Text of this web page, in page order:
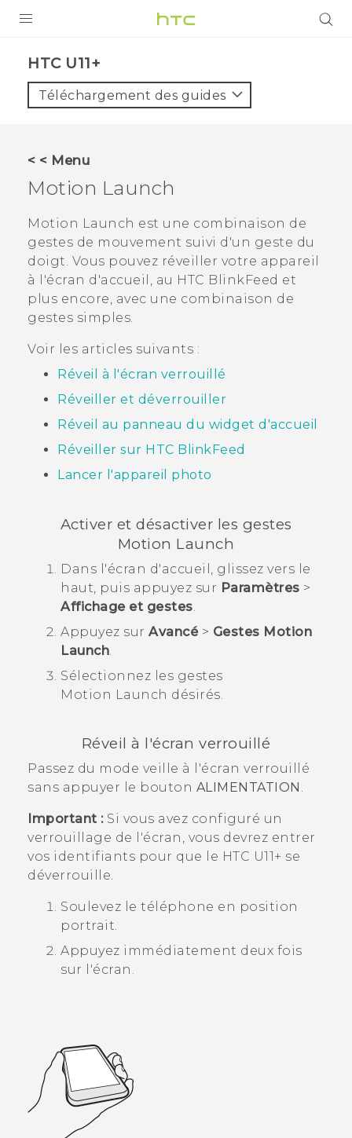
VIVE
ASSISTANCE
Appareils HTC & Accessoires
Connexion
HTC U11+‎
Téléchargement des guides
< < Menu
Motion Launch
Motion Launch est une combinaison de
gestes de mouvement suivi d'un geste du
doigt. Vous pouvez réveiller votre appareil
à l'écran d'accueil, au HTC BlinkFeed et
plus encore, avec une combinaison de
gestes simples.
Voir les articles suivants :
Réveil à l'écran verrouillé
Réveiller et déverrouiller
Réveil au panneau du widget d'accueil
Réveiller sur HTC BlinkFeed
Lancer l'appareil photo
Activer et désactiver les gestes
Motion Launch
Dans l'écran d'accueil , glissez vers le
haut, puis appuyez sur Paramètres >
Affichage et gestes.
Appuyez sur Avancé> Gestes Motion
Launch.
Sélectionnez les gestes
Motion Launch désirés.
Réveil à l'écran verrouillé
Passez du mode veille à l'écran verrouillé
sans appuyer le bouton ALIMENTATION .
Important :Si vous avez configuré un
verrouillage de l'écran, vous devrez entrer
vos identifiants pour que le HTC U11‍+ se
déverrouille.
Soulevez le téléphone en position
portrait.
Appuyez immédiatement deux fois
sur l'écran.